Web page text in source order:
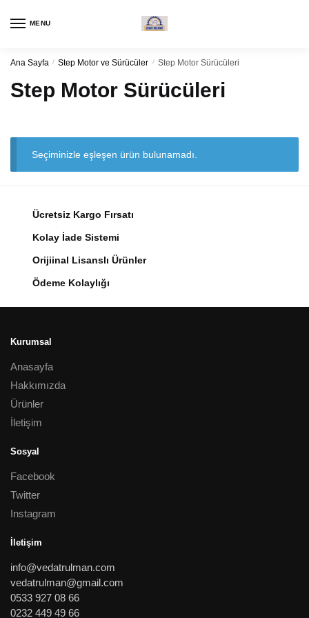
için
içeriği MENU
Ana Sayfa / Step Motor ve Sürücüler / Step Motor Sürücüleri
Step Motor Sürücüleri
Seçiminizle eşleşen ürün bulunamadı.
Ücretsiz Kargo Fırsatı
Kolay İade Sistemi
Orijiinal Lisanslı Ürünler
Ödeme Kolaylığı
Kurumsal
Anasayfa
Hakkımızda
Ürünler
İletişim
Sosyal
Facebook
Twitter
Instagram
İletişim
info@vedatrulman.com
vedatrulman@gmail.com
0533 927 08 66
0232 449 49 66